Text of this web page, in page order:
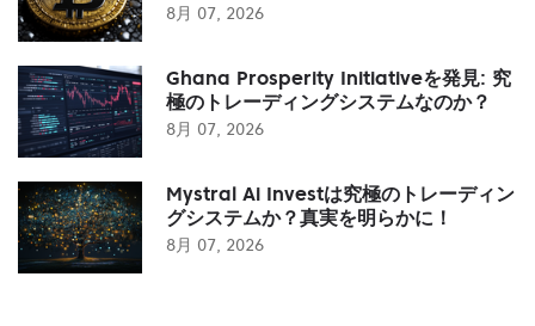
8月 07, 2026
Ghana Prosperity Initiativeを発見: 究
極のトレーディングシステムなのか？
8月 07, 2026
Mystral Ai Investは究極のトレーディン
グシステムか？真実を明らかに！
8月 07, 2026